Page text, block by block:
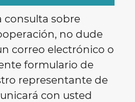
consulta sobre
no dude
correo electrónico o
formulario de
representante de
con usted